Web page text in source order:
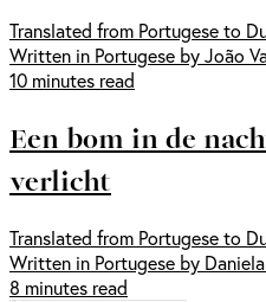
Translated from Portugese to
Written in Portugese by João
10 minutes read
Een bom in de
verlicht
Translated from Portugese to
Written in Portugese by
8 minutes read